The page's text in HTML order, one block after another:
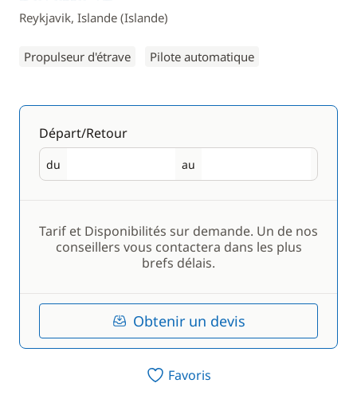
Reykjavik, Islande (Islande)
Propulseur d'étrave Pilote automatique
Départ/Retour
du
Départ au
Retour
Tarif et Disponibilités sur demande. Un de nos
conseillers vous contactera dans les plus
brefs délais.
Obtenir un devis
Favoris